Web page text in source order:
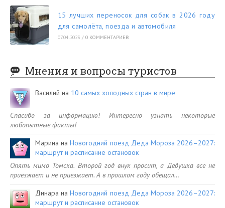
15 лучших переносок для собак в 2026 году
для самолёта, поезда и автомобиля
07.04.2023 / 0 КОММЕНТАРИЕВ
Мнения и вопросы туристов
Василий на 10 самых холодных стран в мире
Спасибо за информацию! Интересно узнать некоторые
любопытные факты!
Марина наНовогодний поезд Деда Мороза 2026–2027:
маршрут и расписание остановок
Опять мимо Томска. Второй год внук просит, а Дедушка все не
приезжает и не приезжает. А в прошлом году обещал…
Динара наНовогодний поезд Деда Мороза 2026–2027:
маршрут и расписание остановок